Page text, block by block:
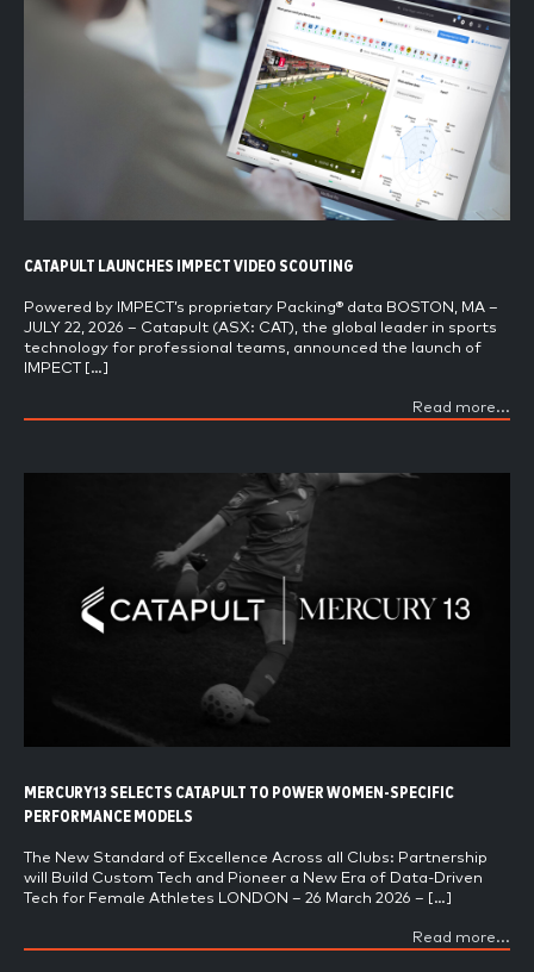
CATAPULT LAUNCHES IMPECT VIDEO SCOUTING
Powered by IMPECT’s proprietary Packing® data BOSTON, MA –
JULY 22, 2026 – Catapult (ASX: CAT), the global leader in sports
technology for professional teams, announced the launch of
IMPECT […]
Read more...
MERCURY13 SELECTS CATAPULT TO POWER WOMEN-SPECIFIC
PERFORMANCE MODELS
The New Standard of Excellence Across all Clubs: Partnership
will Build Custom Tech and Pioneer a New Era of Data-Driven
Tech for Female Athletes LONDON – 26 March 2026 – […]
Read more...